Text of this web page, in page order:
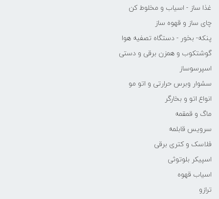
غذا ساز - اسیاب و مخلوط کن
چای ساز و قهوه ساز
پنکه- بخور - دستگاه تصفیه هوا
گوشتکوب و همزن برقی و دستی
اسپرسوساز
سشوار وبرس حرارتی و اتو مو
انواع اتو و بخارگر
ماگ و قمقمه
سرویس قابلمه
فلاسک و کتری برقی
اسپیکر بلوتوثی
اسیاب قهوه
ترازو